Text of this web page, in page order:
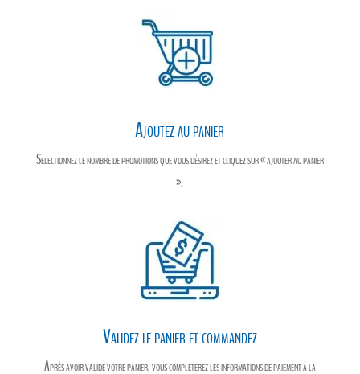
Ajoutez au panier
Sélectionnez le nombre de promotions que vous désirez et cliquez sur « ajouter au panier
».
Validez le panier et commandez
Après avoir validé votre panier, vous compléterez les informations de paiement à la